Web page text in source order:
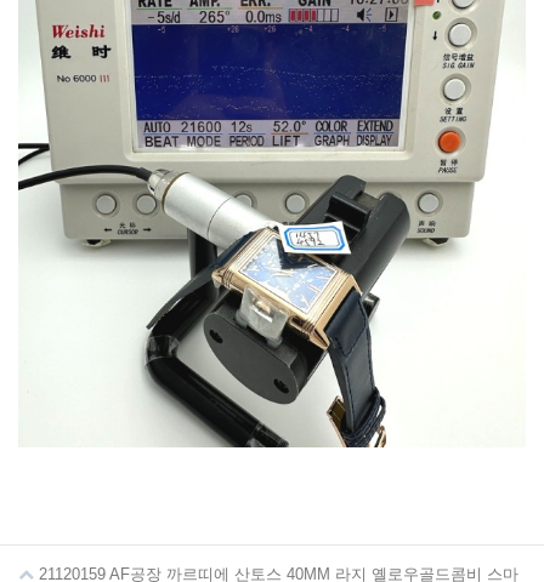
21120159 AF공장 까르띠에 산토스 40MM 라지 옐로우골드콤비 스마